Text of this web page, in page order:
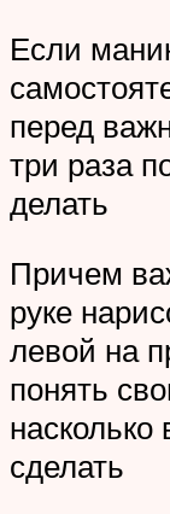
Если
перед
три раза
делать
Причем
руке
левой на
понять
насколько
сделать